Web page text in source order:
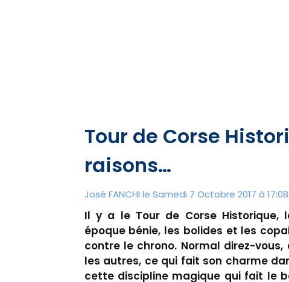
Tour de Corse
raisons…
José FANCHI le Samedi 7 Octobre 2017 à 17:08
Il y a le Tour de Corse Historique,
époque bénie, les bolides et les
contre le chrono. Normal direz-
les autres, ce qui fait son charme
cette discipline magique qui fait le